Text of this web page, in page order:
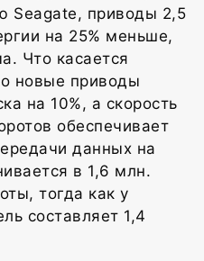
Seagate, приводы 2,5
на 25% меньше,
Что касается
новые приводы
на 10%, а скорость
обеспечивает
данных на
в 1,6 млн.
тогда как у
составляет 1,4